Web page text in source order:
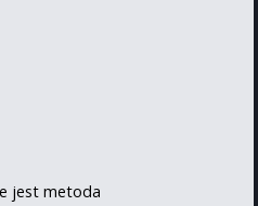
jest metoda